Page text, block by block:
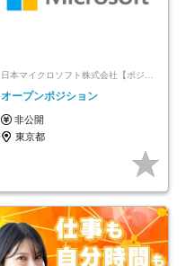
日本マイクロソフト株式会社【ポジションマッチ登録】
オープンポジション
非公開
東京都